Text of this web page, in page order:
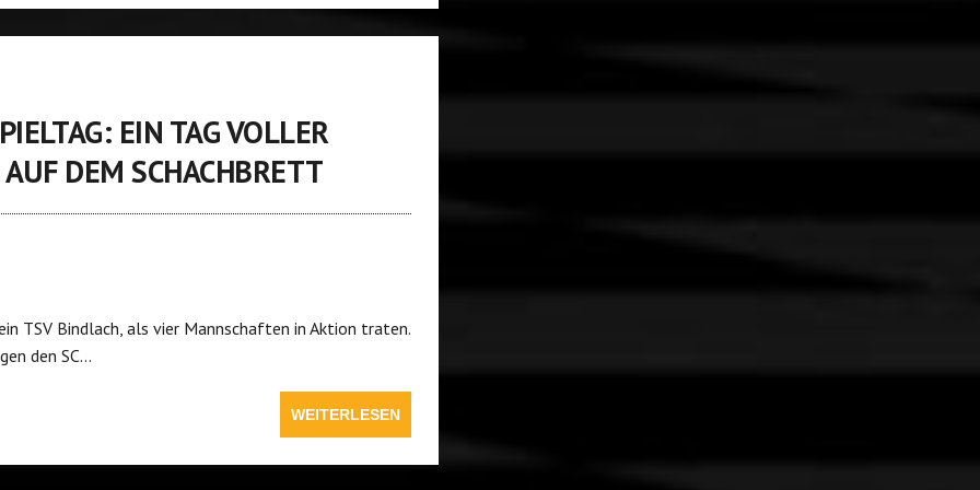
EIN TAG VOLLER
DEM SCHACHBRETT
TSV Bindlach, als vier Mannschaften in Aktion traten.
den SC…
WEITERLESEN